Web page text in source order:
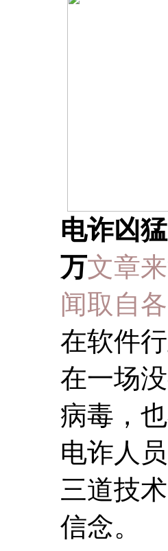
电诈凶
万文章
闻取自
在软件
在一场
病毒，
电诈人
三道技
信念。